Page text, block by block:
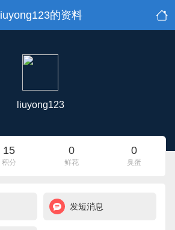
liuyong123的资料
liuyong123
15
积分
0
鲜花
0
臭蛋
发短消息